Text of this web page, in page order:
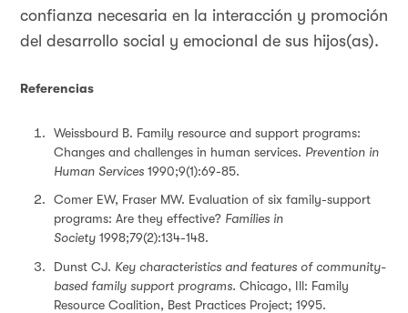
confianza necesaria en la interacción y promoción
del desarrollo social y emocional de sus hijos(as).
Referencias
Weissbourd B. Family resource and support programs:
Changes and challenges in human services. Prevention in
Human Services 1990;9(1):69-85.
Comer EW, Fraser MW. Evaluation of six family-support
programs: Are they effective? Families in
Society 1998;79(2):134-148.
Dunst CJ. Key characteristics and features of community-
based family support programs. Chicago, Ill: Family
Resource Coalition, Best Practices Project; 1995.